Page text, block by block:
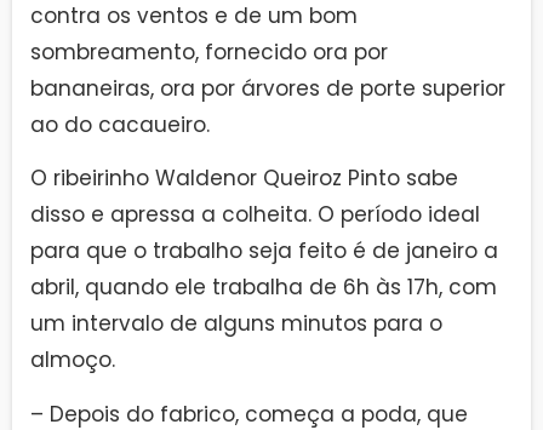
contra os ventos e de um bom
sombreamento, fornecido ora por
bananeiras, ora por árvores de porte superior
ao do cacaueiro.
O ribeirinho Waldenor Queiroz Pinto sabe
disso e apressa a colheita. O período ideal
para que o trabalho seja feito é de janeiro a
abril, quando ele trabalha de 6h às 17h, com
um intervalo de alguns minutos para o
almoço.
– Depois do fabrico, começa a poda, que